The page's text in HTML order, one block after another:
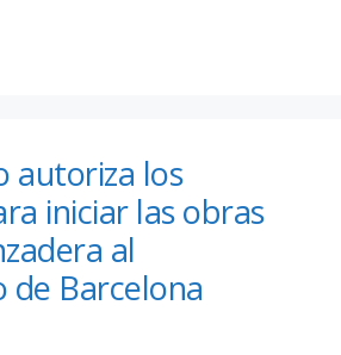
autoriza los
iniciar las obras
al
Barcelona